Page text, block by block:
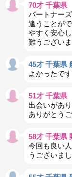
70才 千葉県
パートナー
逢うことが
やすく安心
難うございま
45才 千葉県
よかったです
51才 千葉県
出会いがあ
ありがとう
58才 千葉県
今回も良い
うございまし